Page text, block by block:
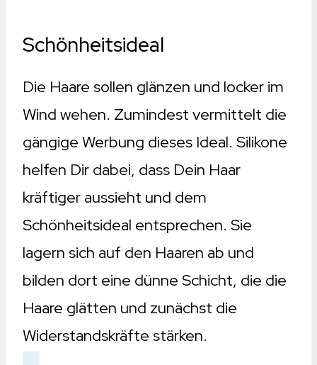
Glycerin, Sodium Sulfate, vegane
Glycerin, Betain, Provitamin B5
Sojaproteine, Ceramide, Sepicap
Sodium Laureth Sulfate, Betaine, Glycerin
Füllmenge
Füllmenge
400ml
250ml
Haartyp
Schönheitsideal
Die Haare sollen glänzen und locker im
Wind wehen. Zumindest vermittelt die
gängige Werbung dieses Ideal. Silikone
helfen Dir dabei, dass Dein Haar
kräftiger aussieht und dem
Schönheitsideal entsprechen. Sie
lagern sich auf den Haaren ab und
bilden dort eine dünne Schicht, die die
Haare glätten und zunächst die
Widerstandskräfte stärken.